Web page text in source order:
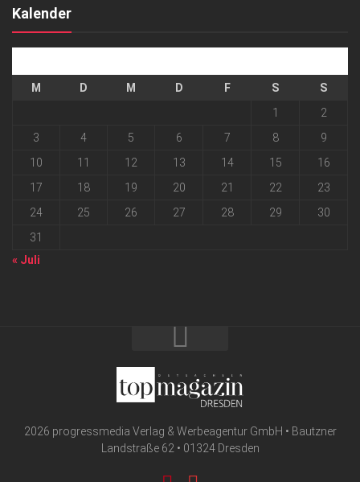
Kalender
M D M D F S
S
1
2
3
4 5 6 7 8
9
10
11 12 13 14 15
16
17
18 19 20 21 22
23
24
25 26 27 28 29
30
31
« Juli
2026 progressmedia Verlag & Werbeagentur GmbH • Bautzner
Landstraße 62 • 01324 Dresden